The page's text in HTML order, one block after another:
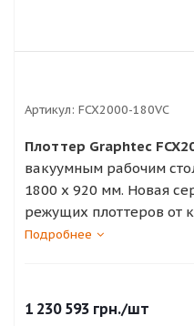
Артикул: FCX2000-180VC
Плоттер Graphtec
вакуумным рабочим
1800 x 920 мм. Новая
режущих плоттеров от
пришла на смену
Возможности
Подробнее
1 230 593 грн./шт